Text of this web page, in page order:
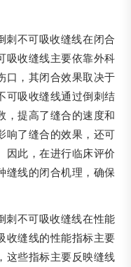
刺不可吸收缝线在闭合
吸收缝线主要依靠外科
口，其闭合效果取决于
可吸收缝线通过倒刺结
，提高了缝合的速度和
响了缝合的效果，还可
因此，在进行临床评价
缝线的闭合机理，确保
刺不可吸收缝线在性能
收缝线的性能指标主要
这些指标主要反映缝线